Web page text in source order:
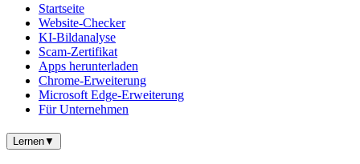
Startseite
Website-Checker
KI-Bildanalyse
Scam-Zertifikat
Apps herunterladen
Chrome-Erweiterung
Microsoft Edge-Erweiterung
Für Unternehmen
Lernen▼